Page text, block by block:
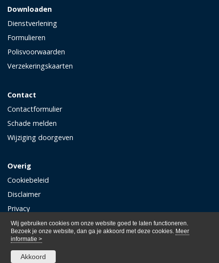
Wij gebruiken cookies om onze website goed te laten functioneren.
Bezoek je onze website, dan ga je akkoord met deze cookies. Meer
informatie >
Akkoord
Downloaden
Dienstverlening
Formulieren
Polisvoorwaarden
Verzekeringskaarten
Contact
Contactformulier
Schade melden
Wijziging doorgeven
Overig
Cookiebeleid
Disclaimer
Privacy